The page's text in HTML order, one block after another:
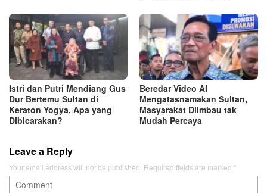
Istri dan Putri Mendiang Gus
Dur Bertemu Sultan di
Keraton Yogya, Apa yang
Dibicarakan?
Beredar Video AI
Mengatasnamakan Sultan,
Masyarakat Diimbau tak
Mudah Percaya
Leave a Reply
Your email address will not be published. Required fields are marked *